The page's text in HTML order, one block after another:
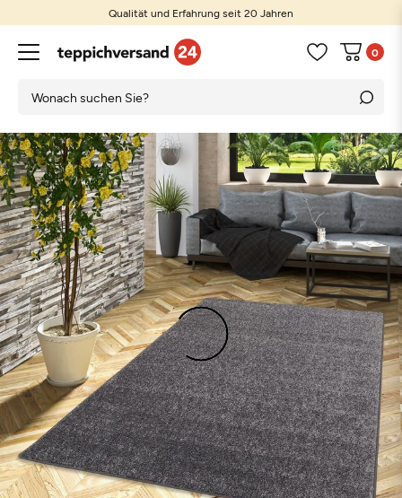
Qualität und Erfahrung seit 20 Jahren
0